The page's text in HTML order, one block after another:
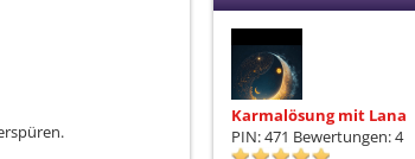
PIN: 110Bewertungen: 2
Karmalösung mit Lana
PIN: 471 Bewertungen: 4